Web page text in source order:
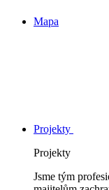
Mapa
Projekty
Projekty
Jsme tým